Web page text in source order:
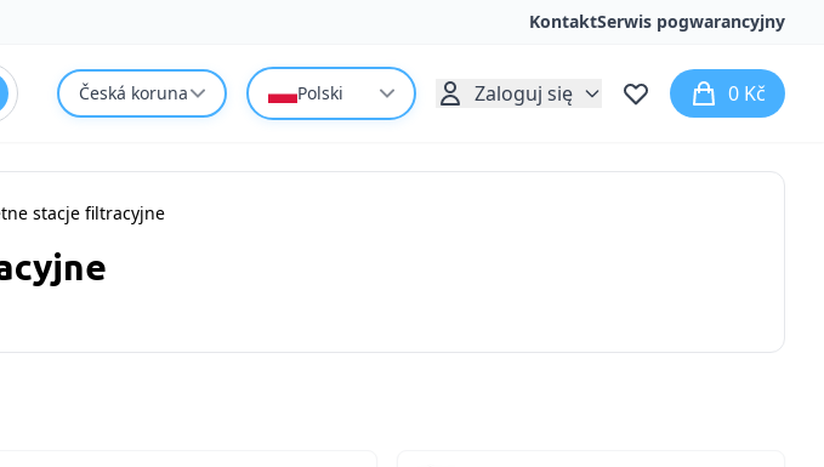
KontaktSerwis pogwarancyjny
Česká koruna Polski Zaloguj się 0 Kč
stacje filtracyjne